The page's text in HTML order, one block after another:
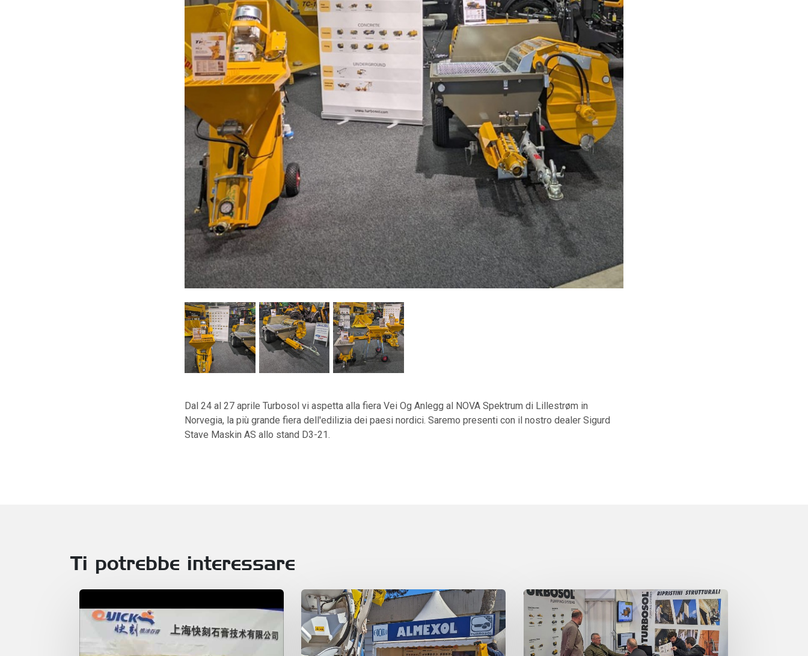
Dal 24 al 27 aprile Turbosol vi aspetta alla fiera Vei Og Anlegg al NOVA Spektrum di Lillestrøm in
Norvegia, la più grande fiera dell'edilizia dei paesi nordici. Saremo presenti con il nostro dealer Sigurd
Stave Maskin AS allo stand D3-21.
Ti potrebbe interessare